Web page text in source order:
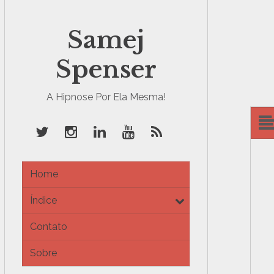
Samej
Spenser
A Hipnose Por Ela Mesma!
Home
Índice
e
x
Contato
Sobre